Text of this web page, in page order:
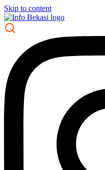
Skip to content